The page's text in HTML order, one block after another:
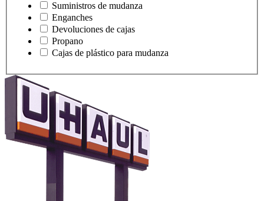
Suministros de mudanza
Enganches
Devoluciones de cajas
Propano
Cajas de plástico para mudanza